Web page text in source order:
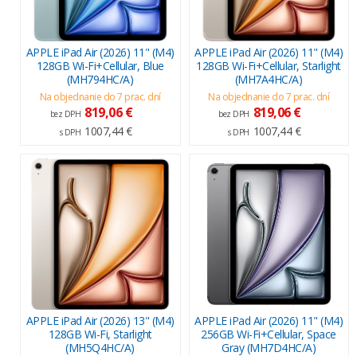
APPLE iPad Air (2026) 11" (M4)
128GB Wi-Fi+Cellular, Blue
(MH794HC/A)
Na objednanie do 7 prac. dní
bez DPH 819,06 €
s DPH 1007,44 €
APPLE iPad Air (2026) 11" (M4)
128GB Wi-Fi+Cellular, Starlight
(MH7A4HC/A)
Na objednanie do 7 prac. dní
bez DPH 819,06 €
s DPH 1007,44 €
APPLE iPad Air (2026) 13" (M4)
128GB Wi-Fi, Starlight
(MH5Q4HC/A)
APPLE iPad Air (2026) 11" (M4)
256GB Wi-Fi+Cellular, Space
Gray (MH7D4HC/A)